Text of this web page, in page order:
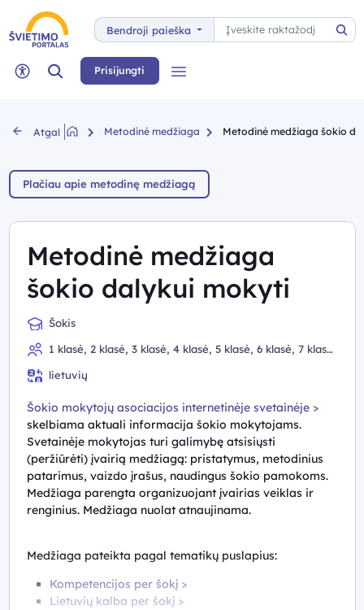
Bendroji paieška
Paieška
Neįgaliųjų rėžimas
Paieška Prisijungti
Atgal Metodinė medžiaga Metodinė medžiaga šokio
Plačiau apie metodinę medžiagą
Metodinė medžiaga
šokio dalykui mokyti
Šokis
1 klasė, 2 klasė, 3 klasė, 4 klasė, 5 klasė, 6 klasė, 7 klasė,
gimnazijos klasė
lietuvių
Šokio mokytojų asociacijos internetinėje svetainėje >
skelbiama aktuali informacija šokio mokytojams.
Svetainėje mokytojas turi galimybę atsisiųsti
(peržiūrėti) įvairią medžiagą: pristatymus, metodinius
patarimus, vaizdo įrašus, naudingus šokio pamokoms.
Medžiaga parengta organizuojant įvairias veiklas ir
renginius. Medžiaga nuolat atnaujinama.
Medžiaga pateikta pagal tematikų puslapius:
Kompetencijos per šokį >
Lietuvių kalba per šokį >